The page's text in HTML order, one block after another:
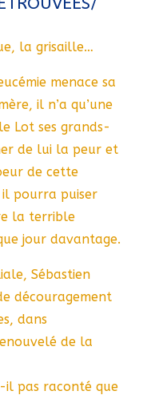
la grisaille…
menace sa
il n’a qu’une
Lot ses grands-
de lui la peur et
de cette
il pourra puiser
la terrible
jour davantage.
Sébastien
découragement
dans
de la
pas raconté que